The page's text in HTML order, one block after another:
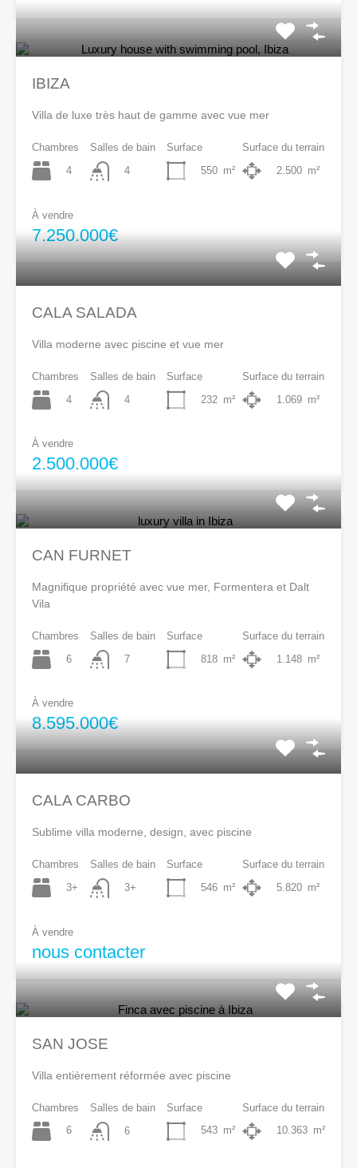
IBIZA
Villa de luxe très haut de gamme avec vue mer
Chambres
4
Salles de bain
4
Surface
550 m²
Surface du terrain
2.500 m²
À vendre
7.250.000€
CALA SALADA
Villa moderne avec piscine et vue mer
Chambres
4
Salles de bain
4
Surface
232 m²
Surface du terrain
1.069 m²
À vendre
2.500.000€
CAN FURNET
Magnifique propriété avec vue mer, Formentera et Dalt
Vila
Chambres
6
Salles de bain
7
Surface
818 m²
Surface du terrain
1.148 m²
À vendre
8.595.000€
CALA CARBO
Sublime villa moderne, design, avec piscine
Chambres
3+
Salles de bain
3+
Surface
546 m²
Surface du terrain
5.820 m²
À vendre
nous contacter
SAN JOSE
Villa entièrement réformée avec piscine
Chambres
6
Salles de bain
6
Surface
543 m²
Surface du terrain
10.363 m²